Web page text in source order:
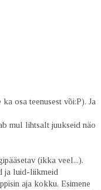
osa teenusest või:P). Ja
mul lihtsalt juukseid näo
(ikka veel...).
ja luid-liikmeid
aja kokku. Esimene